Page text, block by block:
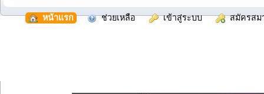
หน้าแรก ช่วยเหลือ เข้าสู่ระบบ สมัครสม